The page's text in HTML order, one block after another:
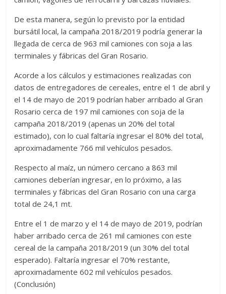
De esta manera, según lo previsto por la entidad
bursátil local, la campaña 2018/2019 podría generar la
llegada de cerca de 963 mil camiones con soja a las
terminales y fábricas del Gran Rosario.
Acorde a los cálculos y estimaciones realizadas con
datos de entregadores de cereales, entre el 1 de abril y
el 14 de mayo de 2019 podrían haber arribado al Gran
Rosario cerca de 197 mil camiones con soja de la
campaña 2018/2019 (apenas un 20% del total
estimado), con lo cual faltaría ingresar el 80% del total,
aproximadamente 766 mil vehículos pesados.
Respecto al maíz, un número cercano a 863 mil
camiones deberían ingresar, en lo próximo, a las
terminales y fábricas del Gran Rosario con una carga
total de 24,1 mt.
Entre el 1 de marzo y el 14 de mayo de 2019, podrían
haber arribado cerca de 261 mil camiones con este
cereal de la campaña 2018/2019 (un 30% del total
esperado). Faltaría ingresar el 70% restante,
aproximadamente 602 mil vehículos pesados.
(Conclusión)